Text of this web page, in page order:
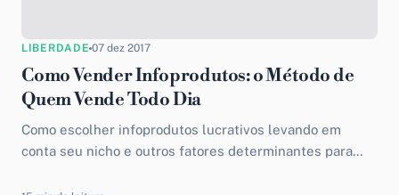
LIBERDADE 07 dez 2017
Como Vender Infoprodutos: o Método de
Quem Vende Todo Dia
Como escolher infoprodutos lucrativos levando em
conta seu nicho e outros fatores determinantes para